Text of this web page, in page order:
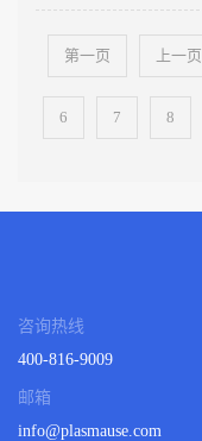
第一页 上一页
6 7 8
咨询热线
400-816-9009
邮箱
info@plasmause.com